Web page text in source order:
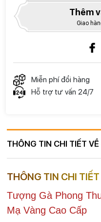
Thêm
Giao
Miễn phí đổi hàng
Hỗ trợ tư vấn 24/7
THÔNG TIN CHI TIẾT
THÔNG TIN CHI
Tượng Gà Phong
Mạ Vàng Cao Cấp